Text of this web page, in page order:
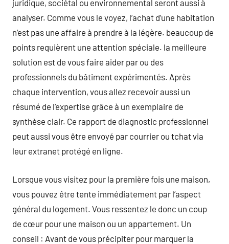
juridique, sociétal ou environnemental seront aussi à
analyser. Comme vous le voyez, l’achat d’une habitation
n’est pas une affaire à prendre à la légère. beaucoup de
points requièrent une attention spéciale. la meilleure
solution est de vous faire aider par ou des
professionnels du bâtiment expérimentés. Après
chaque intervention, vous allez recevoir aussi un
résumé de l’expertise grâce à un exemplaire de
synthèse clair. Ce rapport de diagnostic professionnel
peut aussi vous être envoyé par courrier ou tchat via
leur extranet protégé en ligne.
Lorsque vous visitez pour la première fois une maison,
vous pouvez être tente immédiatement par l’aspect
général du logement. Vous ressentez le donc un coup
de cœur pour une maison ou un appartement. Un
conseil : Avant de vous précipiter pour marquer la